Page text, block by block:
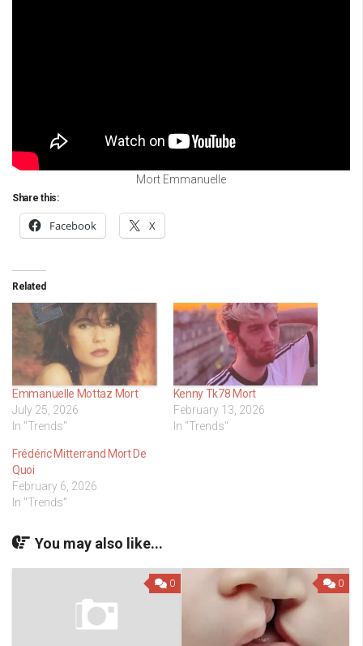
Mort Emmanuelle
Share this:
Facebook X
Related
Emmanuelle Mottaz Mort
July 25, 2026
In "Trends"
Kenny Tk78 Mort
February 13, 2026
In "Trends"
Frédéric Mitterrand Mort De
Quoi
February 6, 2026
In "Trends"
You may also like...
0 0